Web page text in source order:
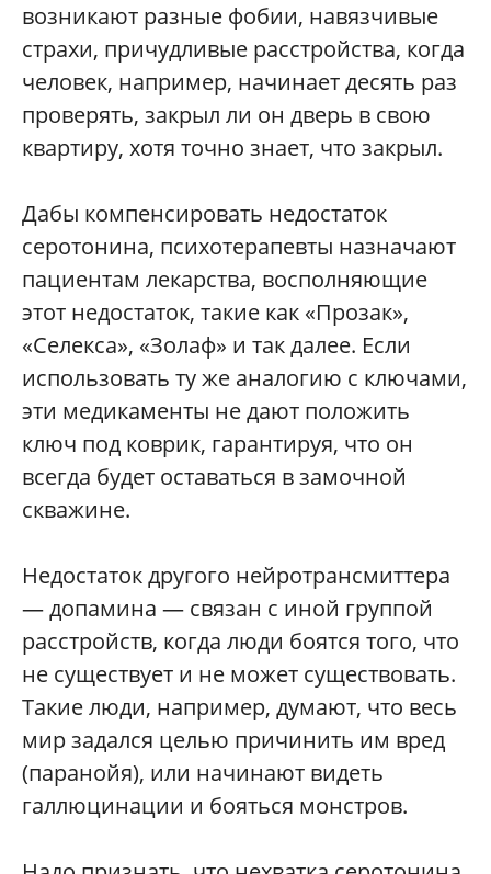
возникают разные фобии, навязчивые
страхи, причудливые расстройства, когда
человек, например, начинает десять раз
проверять, закрыл ли он дверь в свою
квартиру, хотя точно знает, что закрыл.
Дабы компенсировать недостаток
серотонина, психотерапевты назначают
пациентам лекарства, восполняющие
этот недостаток, такие как «Прозак»,
«Селекса», «Золаф» и так далее. Если
использовать ту же аналогию с ключами,
эти медикаменты не дают положить
ключ под коврик, гарантируя, что он
всегда будет оставаться в замочной
скважине.
Недостаток другого нейротрансмиттера
— допамина — связан с иной группой
расстройств, когда люди боятся того, что
не существует и не может существовать.
Такие люди, например, думают, что весь
мир задался целью причинить им вред
(паранойя), или начинают видеть
галлюцинации и бояться монстров.